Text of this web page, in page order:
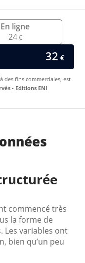
En ligne
24€
32 €
des fins commerciales, est
- Editions ENI
commencé très
la forme de
Les variables ont
bien qu’un peu